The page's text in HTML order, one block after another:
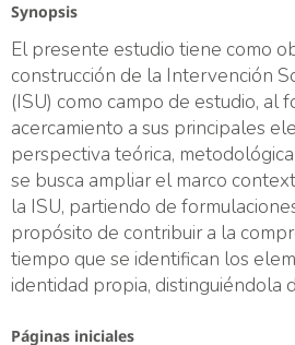
Synopsis
El presente estudio tiene como
construcción de la Intervención
(ISU) como campo de estudio, al
acercamiento a sus principales
perspectiva teórica,
se busca ampliar el marco
la ISU, partiendo de
propósito de contribuir a la
tiempo que se identifican los
identidad propia, distinguiéndola
Páginas iniciales